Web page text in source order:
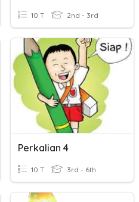
10 T 2nd - 3rd
Perkalian 4
10 T 3rd - 6th